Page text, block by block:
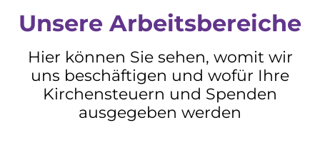
Unsere Arbeitsbereiche
Hier können Sie sehen, womit wir
uns beschäftigen und wofür Ihre
Kirchensteuern und Spenden
ausgegeben werden